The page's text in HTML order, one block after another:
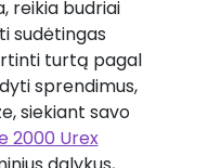
reikia budriai
sudėtingas
turtą pagal
sprendimus,
siekiant savo
2000 Urex